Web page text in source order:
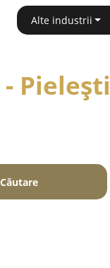
Alte industrii
Pieleşti
Căutare